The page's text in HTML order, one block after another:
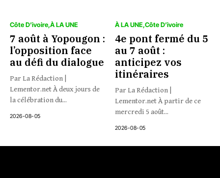
Côte D’ivoire À LA UNE
7 août à Yopougon :
l’opposition face
au défi du dialogue
Par La Rédaction |
Lementor.net À deux jours de
la célébration du...
2026-08-05
À LA UNE Côte D’ivoire
4e pont fermé du 5
au 7 août :
anticipez vos
itinéraires
Par La Rédaction |
Lementor.net À partir de ce
mercredi 5 août...
2026-08-05